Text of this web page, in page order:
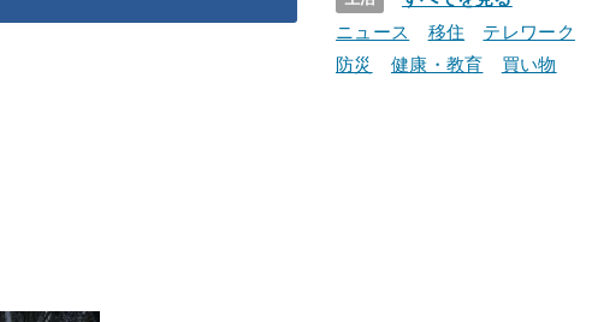
ニュース 移住 テレワーク
防災
健康・教育 買い物